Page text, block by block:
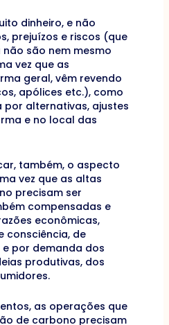
dinheiro, e não
prejuízos e riscos (que
são nem mesmo
vez que as
geral, vêm revendo
apólices etc.), como
por alternativas, ajustes
e no local das
também, o aspecto
vez que as altas
precisam ser
compensadas e
econômicas,
consciência, de
por demanda dos
produtivas, dos
as operações que
de carbono precisam